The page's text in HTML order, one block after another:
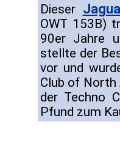
Dieser
OWT 153B)
90er Jahre
stellte der
vor und
Club of North
der Techno
Pfund zum